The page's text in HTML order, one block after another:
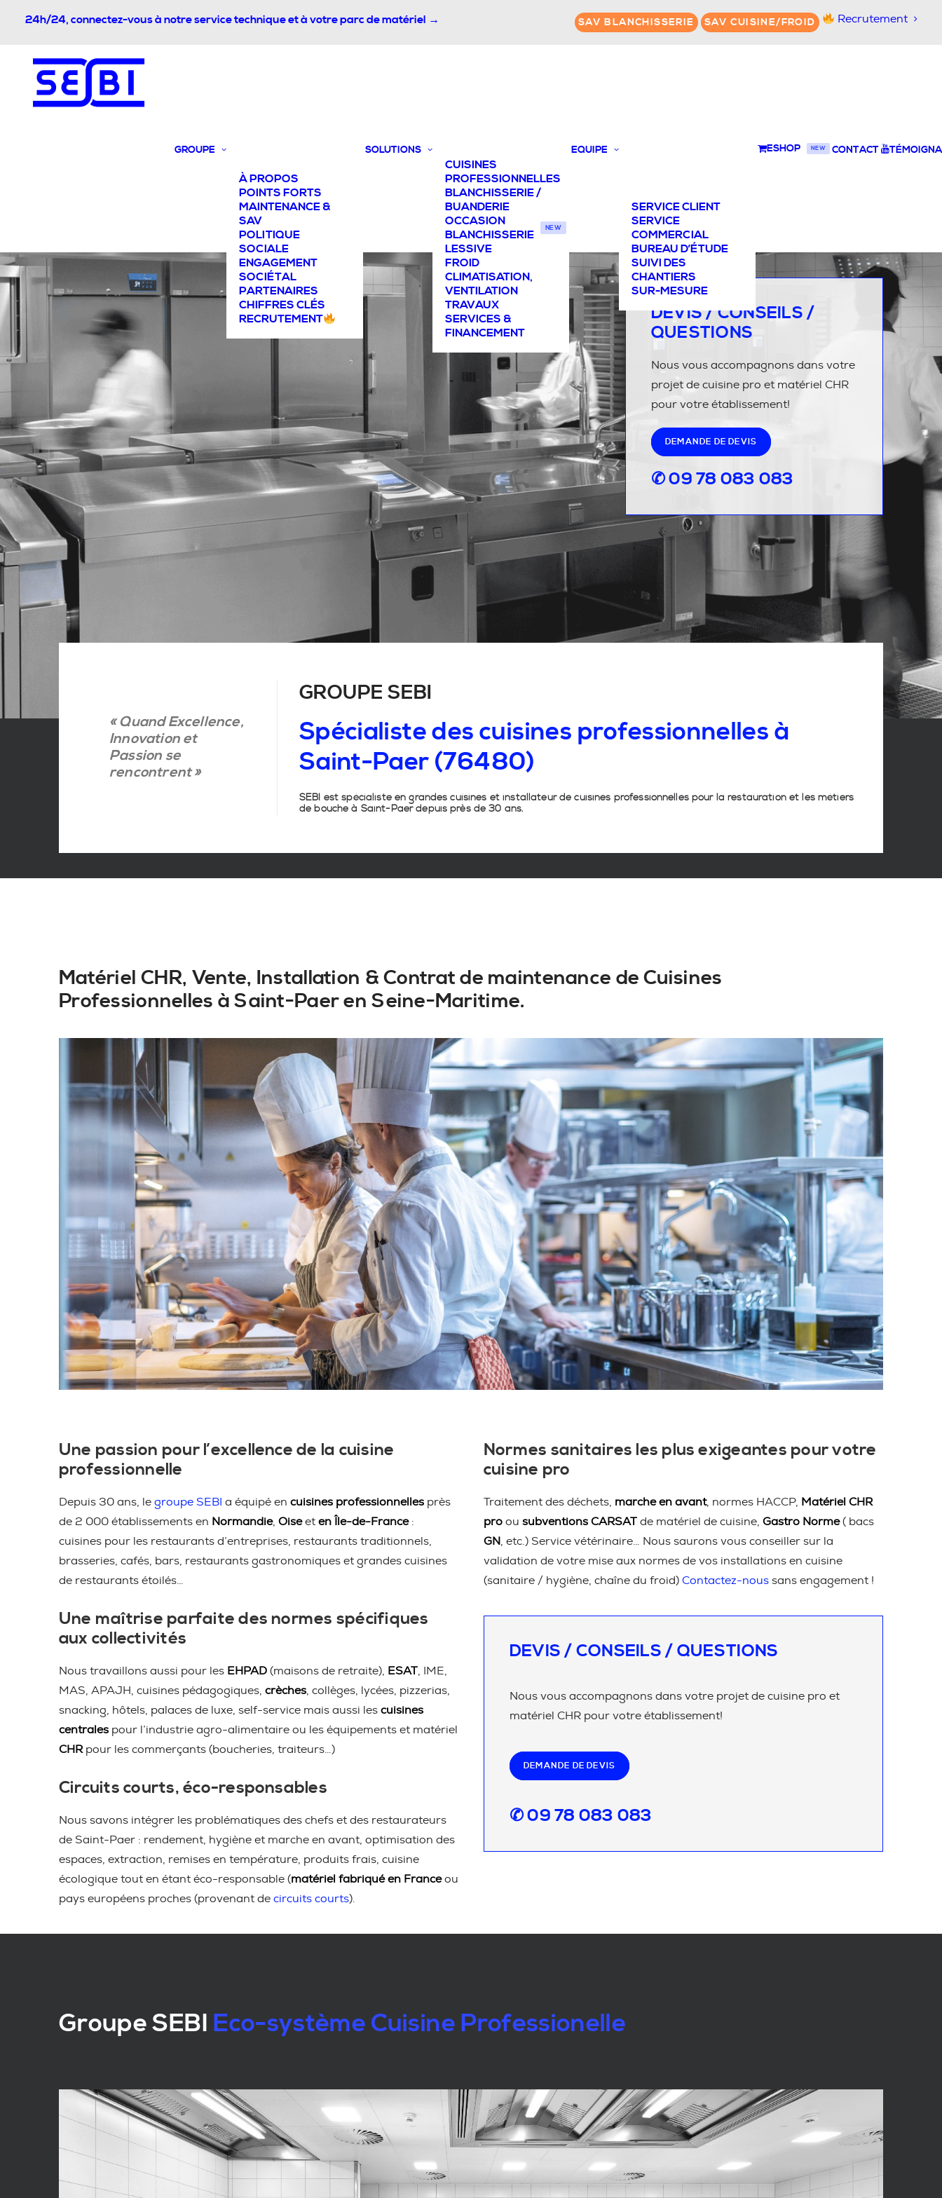
24h/24, connectez-vous à notre service technique et à votre parc de matériel → SAV BLANCHISSERIE SAV CUISINE/FROID Recrutement
GROUPE
À PROPOS
POINTS FORTS
MAINTENANCE &
SAV
POLITIQUE
SOCIALE
ENGAGEMENT
SOCIÉTAL
PARTENAIRES
CHIFFRES CLÉS
RECRUTEMENT
SOLUTIONS
CUISINES
PROFESSIONNELLES
BLANCHISSERIE /
BUANDERIE
OCCASION
BLANCHISSERIE
NEW
LESSIVE
FROID
CLIMATISATION,
VENTILATION
TRAVAUX
SERVICES &
FINANCEMENT
EQUIPE
SERVICE CLIENT
SERVICE
COMMERCIAL
BUREAU D’ÉTUDE
SUIVI DES
CHANTIERS
SUR-MESURE
ESHOP NEW CONTACT
DEVIS / CONSEILS /
QUESTIONS
Nous vous accompagnons dans votre
projet de cuisine pro et matériel CHR
pour votre établissement!
DEMANDE DE DEVIS
✆ 09 78 083 083
« Quand Excellence,
Innovation et
Passion se
rencontrent »
GROUPE SEBI
Spécialistedes cuisines professionnelles à
Saint-Paer (76480)
SEBI est spécialiste en grandes cuisines et installateur de cuisines professionnelles pour la restauration et les métiers
de bouche à Saint-Paer depuis près de 30 ans.
Matériel CHR, Vente, Installation & Contrat de maintenance de Cuisines
Professionnelles à Saint-Paer en Seine-Maritime.
Une passion pour l’excellence de la cuisine
professionnelle
Depuis 30 ans, le groupe SEBI a équipé en cuisines professionnelles près
de 2 000 établissements en Normandie, Oiseet en Île-de-France:
cuisines pour les restaurants d’entreprises, restaurants traditionnels,
brasseries, cafés, bars, restaurants gastronomiques et grandes cuisines
de restaurants étoilés…
Une maîtrise parfaite des normes spécifiques
aux collectivités
Nous travaillons aussi pour les EHPAD (maisons de retraite), ESAT , IME,
MAS, APAJH, cuisines pédagogiques, crèches , collèges, lycées, pizzerias,
snacking, hôtels, palaces de luxe, self-service mais aussi les cuisines
centrales pour l’industrie agro-alimentaire ou les équipements et matériel
CHR pour les commerçants (boucheries, traiteurs…)
Circuits courts, éco-responsables
Nous savons intégrer les problématiques des chefs et des restaurateurs
de Saint-Paer : rendement, hygiène et marche en avant, optimisation des
espaces, extraction, remises en température, produits frais, cuisine
écologique tout en étant éco-responsable (matériel fabriqué en Franceou
pays européens proches (provenant de circuits courts).
Normes sanitaires les plus exigeantes pour votre
cuisine pro
Traitement des déchets, marche en avant, normes HACCP,
Matériel CHR
pro ou subventions CARSAT de matériel de cuisine, Gastro Norme( bacs
GN
, etc.) Service vétérinaire… Nous saurons vous conseiller sur la
validation de votre mise aux normes de vos installations en cuisine
(sanitaire / hygiène, chaîne du froid) Contactez-nous sans engagement !
DEVIS / CONSEILS / QUESTIONS
Nous vous accompagnons dans votre projet de cuisine pro et
matériel CHR pour votre établissement!
DEMANDE DE DEVIS
✆ 09 78 083 083
Groupe SEBI Eco-système Cuisine Professionelle